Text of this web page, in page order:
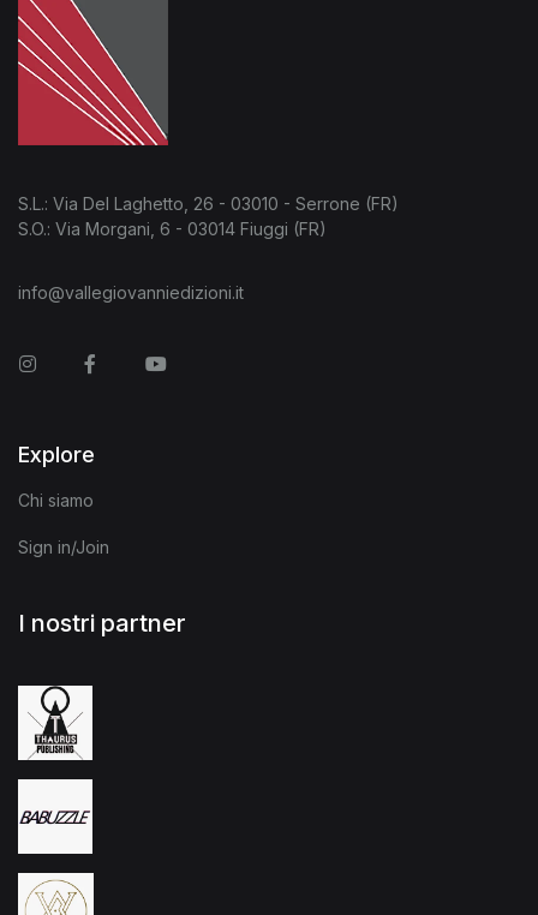
S.L.: Via Del Laghetto, 26 - 03010 - Serrone (FR)
S.O.: Via Morgani, 6 - 03014 Fiuggi (FR)
info@vallegiovanniedizioni.it
InstagramFacebookYou Tube
Explore
Chi siamo
Sign in/Join
I nostri partner